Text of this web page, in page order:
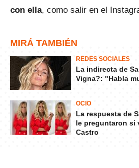
con ella, como salir en el
MIRÁ TAMBIÉN
REDES SOCIALES
La indirecta de
Vigna?: "Habla
OCIO
La respuesta de
le preguntaron si
Castro